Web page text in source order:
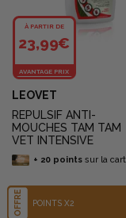
À PARTIR DE
23,99€
AVANTAGE PRIX
LEOVET
REPULSIF ANTI-
MOUCHES TAM TAM
VET INTENSIVE
+ 20pointssur la
OFFRE POINTS X2